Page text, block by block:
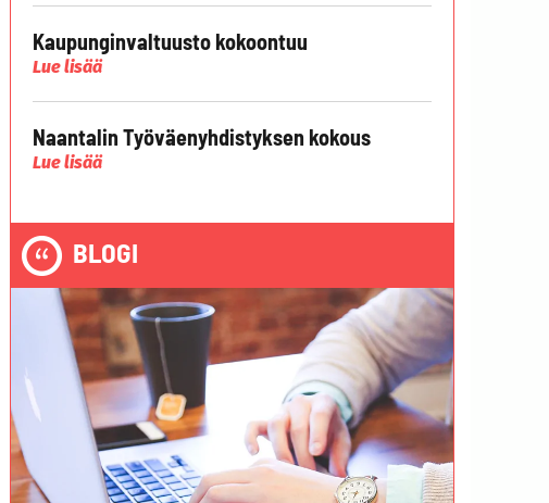
Kaupunginvaltuusto kokoontuu
Lue lisää
Naantalin Työväenyhdistyksen kokous
Lue lisää
BLOGI